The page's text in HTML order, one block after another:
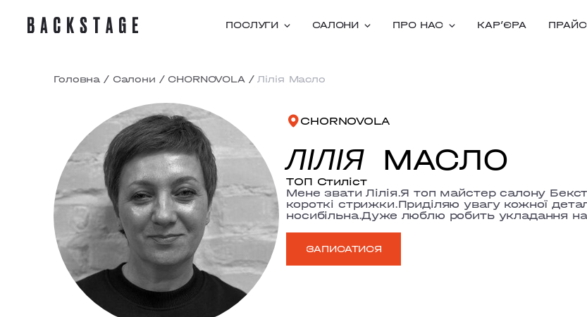
ПОСЛУГИ САЛОНИ ПРО НАС КАРʼЄРА ПРАЙС
Головна / Салони / CHORNOVOLA / Лілія Масло
CHORNOVOLA
ЛІЛІЯ МАСЛО
ТОП Стиліст
Мене звати Лілія.Я топ майстер салону
короткі стрижки.Приділяю увагу кожної
носибільна.Дуже люблю робить укладання
ЗАПИСАТИСЯ